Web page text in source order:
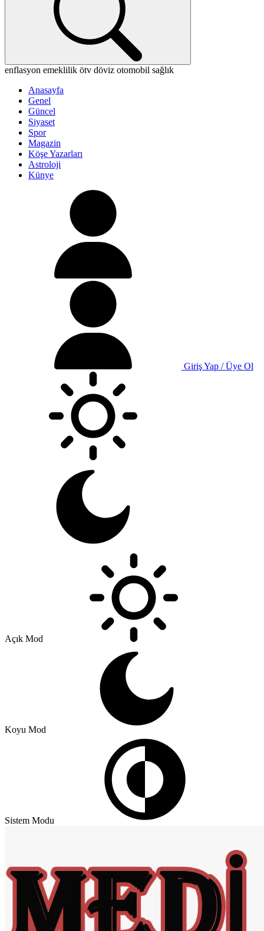
enflasyon emeklilik ötv döviz otomobil sağlık
Anasayfa
Genel
Güncel
Siyaset
Spor
Magazin
Köşe Yazarları
Astroloji
Künye
Giriş Yap / Üye Ol
Açık Mod
Koyu Mod
Sistem Modu